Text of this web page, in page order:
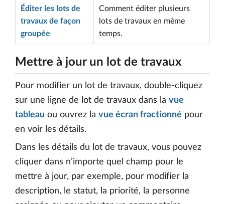
Éditer les lots de
travaux de façon
groupée
Comment éditer plusieurs
lots de travaux en même
temps.
Mettre à jour un lot de travaux
Pour modifier un lot de travaux, double-cliquez
sur une ligne de lot de travaux dans la vue
tableau ou ouvrez la vue écran fractionné pour
en voir les détails.
Dans les détails du lot de travaux, vous pouvez
cliquer dans n’importe quel champ pour le
mettre à jour, par exemple, pour modifier la
description, le statut, la priorité, la personne